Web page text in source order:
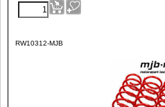
RW10312-MJB